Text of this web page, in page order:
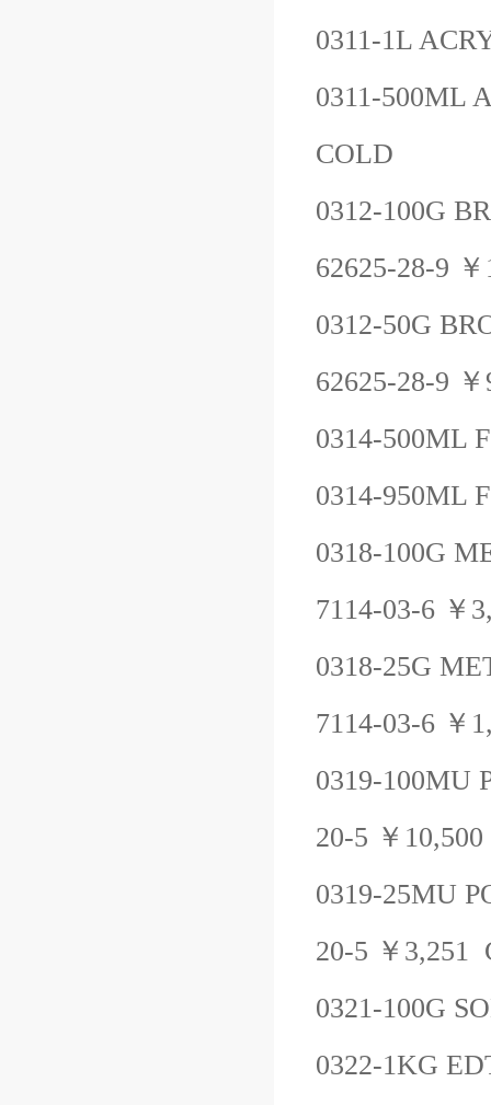
0311-1L
0311-500ML
COLD
0312-100G
62625-28-9 ￥
0312-50G
62625-28-9 ￥
0314-500ML
0314-950ML
0318-100G
7114-03-6 ￥
0318-25G
7114-03-6 ￥
0319-100MU
20-5 ￥ 10,500
0319-25MU
20-5 ￥ 3,251
0321-100G
0322-1KG